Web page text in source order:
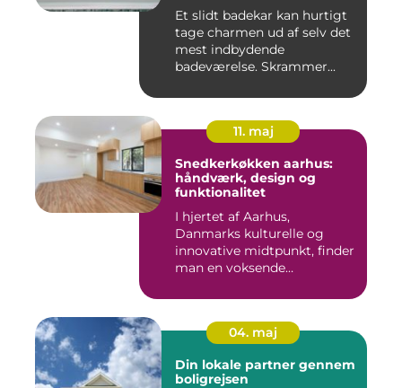
Et slidt badekar kan hurtigt
tage charmen ud af selv det
mest indbydende
badeværelse. Skrammer...
11. maj
Snedkerkøkken aarhus:
håndværk, design og
funktionalitet
I hjertet af Aarhus,
Danmarks kulturelle og
innovative midtpunkt, finder
man en voksende
04. maj
Din lokale partner gennem
boligrejsen